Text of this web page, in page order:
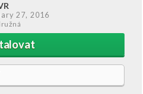
27, 2016